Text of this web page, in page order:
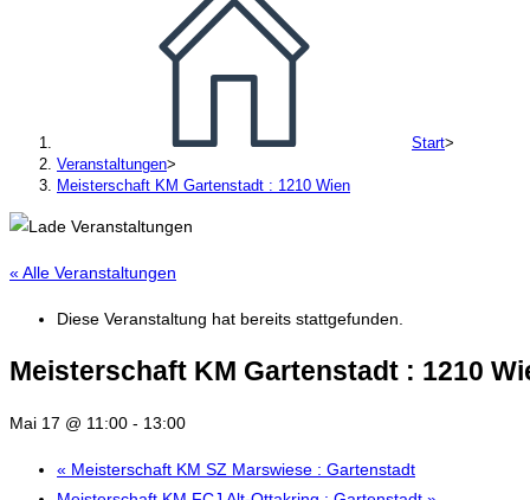
Start>
Veranstaltungen>
Meisterschaft KM Gartenstadt : 1210 Wien
« Alle Veranstaltungen
Diese Veranstaltung hat bereits stattgefunden.
Meisterschaft KM Gartenstadt : 1210
Mai 17 @ 11:00 - 13:00
« Meisterschaft KM SZ Marswiese : Gartenstadt